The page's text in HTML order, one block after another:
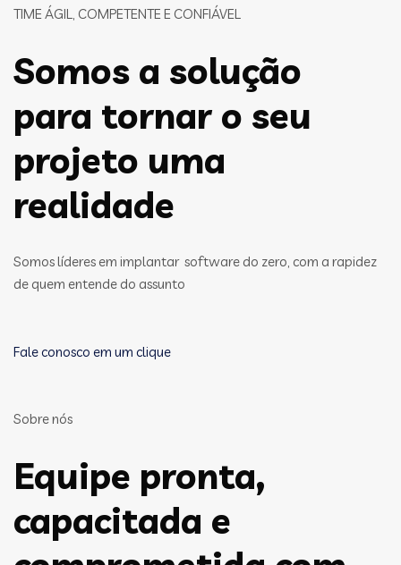
TIME ÁGIL, COMPETENTE E CONFIÁVEL
Somos a solução
para tornar o seu
projeto uma
realidade
Somos líderes em implantar software do zero, com a rapidez
de quem entende do assunto
Fale conosco em um clique
Sobre nós
Equipe pronta,
capacitada e